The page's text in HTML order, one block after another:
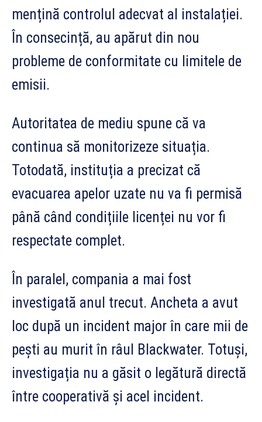
mențină controlul adecvat al instalației.
În consecință, au apărut din nou
probleme de conformitate cu limitele de
emisii.
Autoritatea de mediu spune că va
continua să monitorizeze situația.
Totodată, instituția a precizat că
evacuarea apelor uzate nu va fi permisă
până când condițiile licenței nu vor fi
respectate complet.
În paralel, compania a mai fost
investigată anul trecut. Ancheta a avut
loc după un incident major în care mii de
pești au murit în râul Blackwater. Totuși,
investigația nu a găsit o legătură directă
între cooperativă și acel incident.